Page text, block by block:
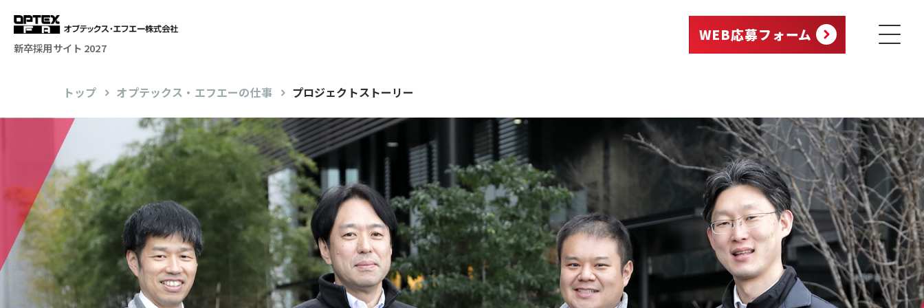
新卒採用サイト 2027
WEB応募フォーム
トップ オプテックス・エフエーの仕事 プロジェクトストーリー